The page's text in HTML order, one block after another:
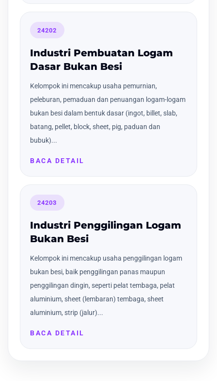
24202
Industri Pembuatan Logam
Dasar Bukan Besi
Kelompok ini mencakup usaha pemurnian,
peleburan, pemaduan dan penuangan logam-logam
bukan besi dalam bentuk dasar (ingot, billet, slab,
batang, pellet, block, sheet, pig, paduan dan
bubuk)...
BACA DETAIL
24203
Industri Penggilingan Logam
Bukan Besi
Kelompok ini mencakup usaha penggilingan logam
bukan besi, baik penggilingan panas maupun
penggilingan dingin, seperti pelat tembaga, pelat
aluminium, sheet (lembaran) tembaga, sheet
aluminium, strip (jalur)...
BACA DETAIL